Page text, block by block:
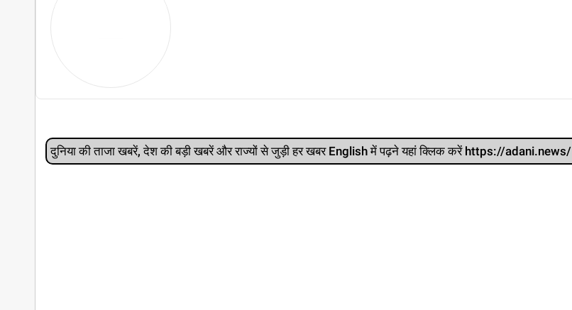
दुनिया की ताजा खबरें, देश की बड़ी खबरें और राज्‍यों से जुड़ी हर खबर English में पढ़ने यहां क्लिक करें https://adani.news/